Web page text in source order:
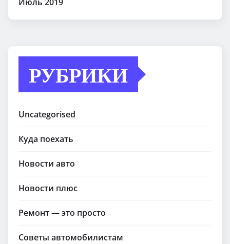
РУБРИКИ
Uncategorised
Куда поехать
Новости авто
Новости плюс
Ремонт — это просто
Советы автомобилистам